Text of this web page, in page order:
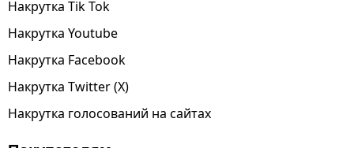
Накрутка Tik Tok
Накрутка Youtube
Накрутка Facebook
Накрутка Twitter (X)
Накрутка голосований на сайтах